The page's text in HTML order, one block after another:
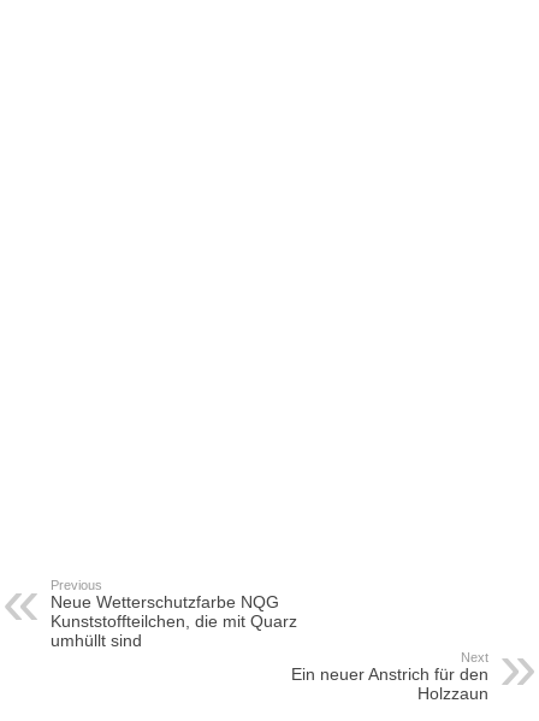
Previous
Neue Wetterschutzfarbe NQG
Kunststoffteilchen, die mit Quarz
umhüllt sind
Next
Ein neuer Anstrich für den
Holzzaun